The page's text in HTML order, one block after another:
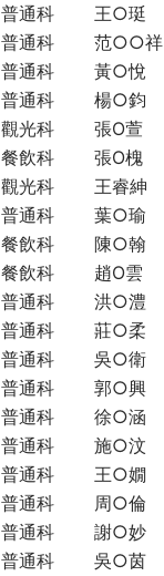
普通科
王○珽
普通科
范○○祥
普通科
黃○悅
普通科
楊○鈞
觀光科
張O萱
餐飲科
張O槐
觀光科
王睿紳
普通科
葉○瑜
餐飲科
陳○翰
餐飲科
趙O雲
普通科
洪○澧
普通科
莊○柔
普通科
吳○衛
普通科
郭○興
普通科
徐○涵
普通科
施○汶
普通科
王○嫺
普通科
周○倫
普通科
謝○妙
普通科
吳○茵